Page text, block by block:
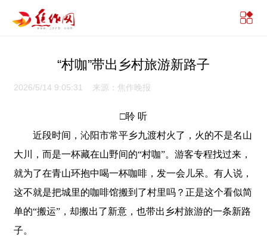
“村咖”带出乡村旅游新路子
2026/5/14 9:05:31 来源：焦作晚报
□聆 听
近段时间，沁阳市常平乡九渡村火了，火的不是名山
大川，而是一杯藏在山野间的“村咖”。游客专程找过来，
就为了在青山环抱中喝一杯咖啡，发一会儿呆。有人说，
这不就是把城里的咖啡馆搬到了村里吗？正是这个看似简
单的“搬运”，却搬出了新意，也带出乡村旅游的一条新路
子。